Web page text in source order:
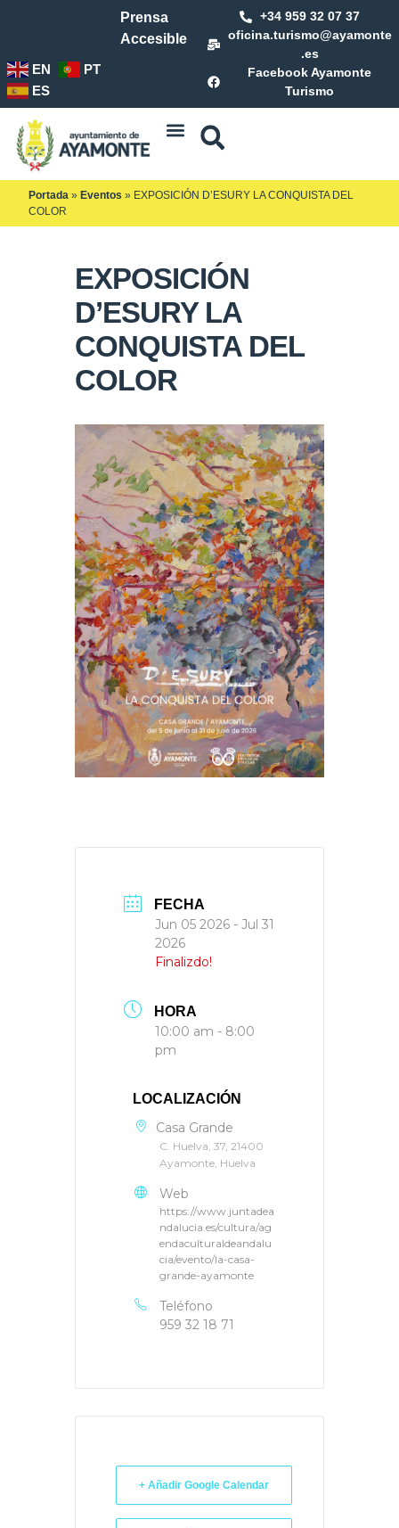
Prensa
Accesible
+34 959 32 07 37
oficina.turismo@ayamonte
.es
Facebook Ayamonte
Turismo
EN
PT
ES
Portada » Eventos » EXPOSICIÓN D’ESURY LA CONQUISTA DEL
COLOR
EXPOSICIÓN
D’ESURY LA
CONQUISTA DEL
COLOR
FECHA
Jun 05 2026 - Jul 31
2026
Finalizdo!
HORA
10:00 am - 8:00
pm
LOCALIZACIÓN
Casa Grande
C. Huelva, 37, 21400
Ayamonte, Huelva
Web
https://www.juntadea
ndalucia.es/cultura/ag
endaculturaldeandalu
cia/evento/la-casa-
grande-ayamonte
Teléfono
959 32 18 71
+ Añadir Google Calendar